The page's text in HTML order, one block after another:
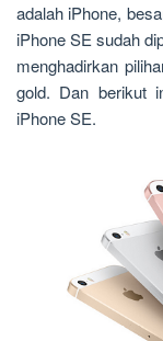
adalah iPhone,
iPhone SE sudah
menghadirkan
gold. Dan berikut
iPhone SE.